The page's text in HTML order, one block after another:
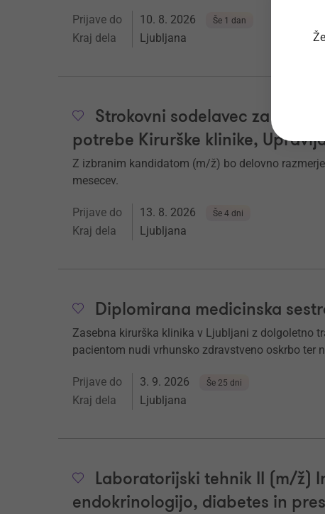
Prijave do 10. 8. 2026 Še 1 dan
Kraj dela Ljubljana
Strokovni sodelavec za
potrebe Kirurške klinike,
Z izbranim kandidatom (m/ž) bo delovno
mesecev.
Prijave do 13. 8. 2026 Še 4 dni
Kraj dela Ljubljana
Diplomirana medicinska
Zasebna kirurška klinika v Ljubljani z dolgoletno
pacientom nudi vrhunsko zdravstveno oskrbo ter
Prijave do 3. 9. 2026 Še 25 dni
Kraj dela Ljubljana
Laboratorijski tehnik II (m/ž)
endokrinologijo, diabetes in